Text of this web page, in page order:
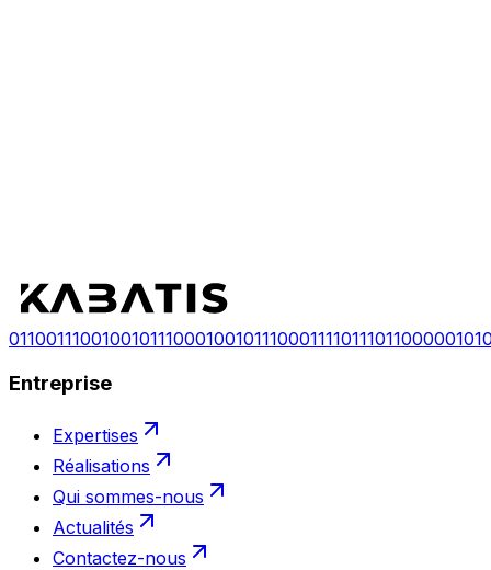
Configurer mon projet Nous contacter
011001110010010111000100101110001111011101100000101
Entreprise
Expertises
Réalisations
Qui sommes-nous
Actualités
Contactez-nous